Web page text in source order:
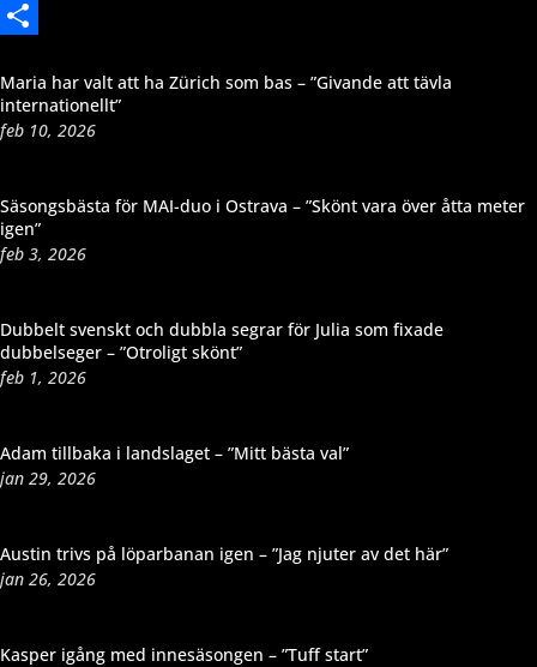
Messenger
Maria har valt att ha Zürich som bas – ”Givande att tävla
internationellt”
feb 10, 2026
Säsongsbästa för MAI-duo i Ostrava – ”Skönt vara över åtta meter
igen”
feb 3, 2026
Dubbelt svenskt och dubbla segrar för Julia som fixade
dubbelseger – ”Otroligt skönt”
feb 1, 2026
Adam tillbaka i landslaget – ”Mitt bästa val”
jan 29, 2026
Austin trivs på löparbanan igen – ”Jag njuter av det här”
jan 26, 2026
Kasper igång med innesäsongen – ”Tuff start”